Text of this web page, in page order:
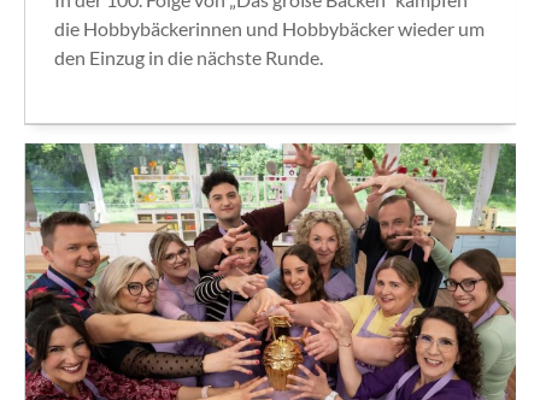
die Hobbybäckerinnen und Hobbybäcker wieder um
den Einzug in die nächste Runde.